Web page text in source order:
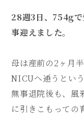
28週3日、754gで
事迎えました。
母は産前の2ヶ月
NICUへ通うという
無事退院後も、風
に引きこもっての